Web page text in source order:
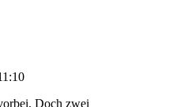
Doch zwei